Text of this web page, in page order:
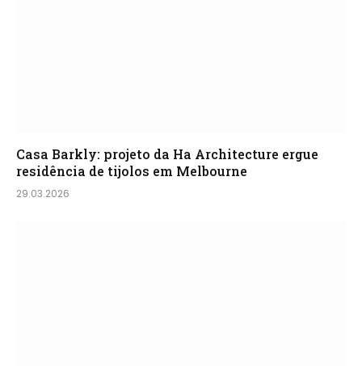
Casa Barkly: projeto da Ha Architecture ergue
residência de tijolos em Melbourne
29.03.2026